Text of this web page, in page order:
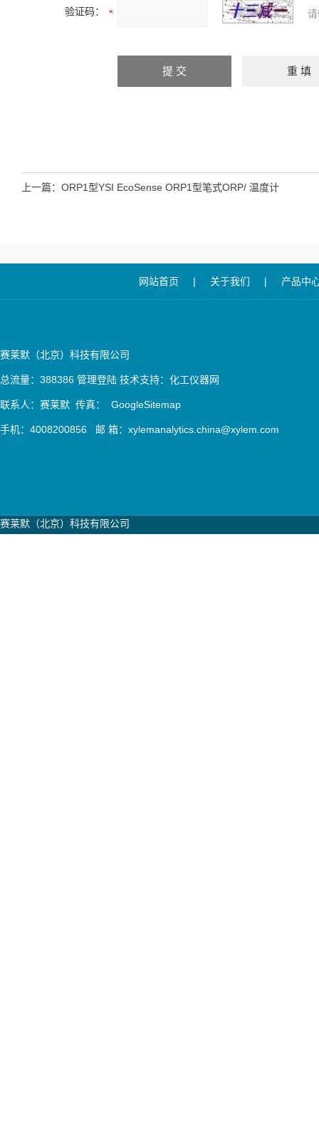
验证码：
上一篇： ORP1型YSI EcoSense ORP1型笔式ORP/ 温度计
网站首页 | 关于我们 | 产品中
赛莱默（北京）科技有限公司
总流量：388386 管理登陆 技术支持： 化工仪器网
联系人：赛莱默 传真： GoogleSitemap
手机：4008200856 邮 箱：xylemanalytics.china@xylem.com
赛莱默（北京）科技有限公司